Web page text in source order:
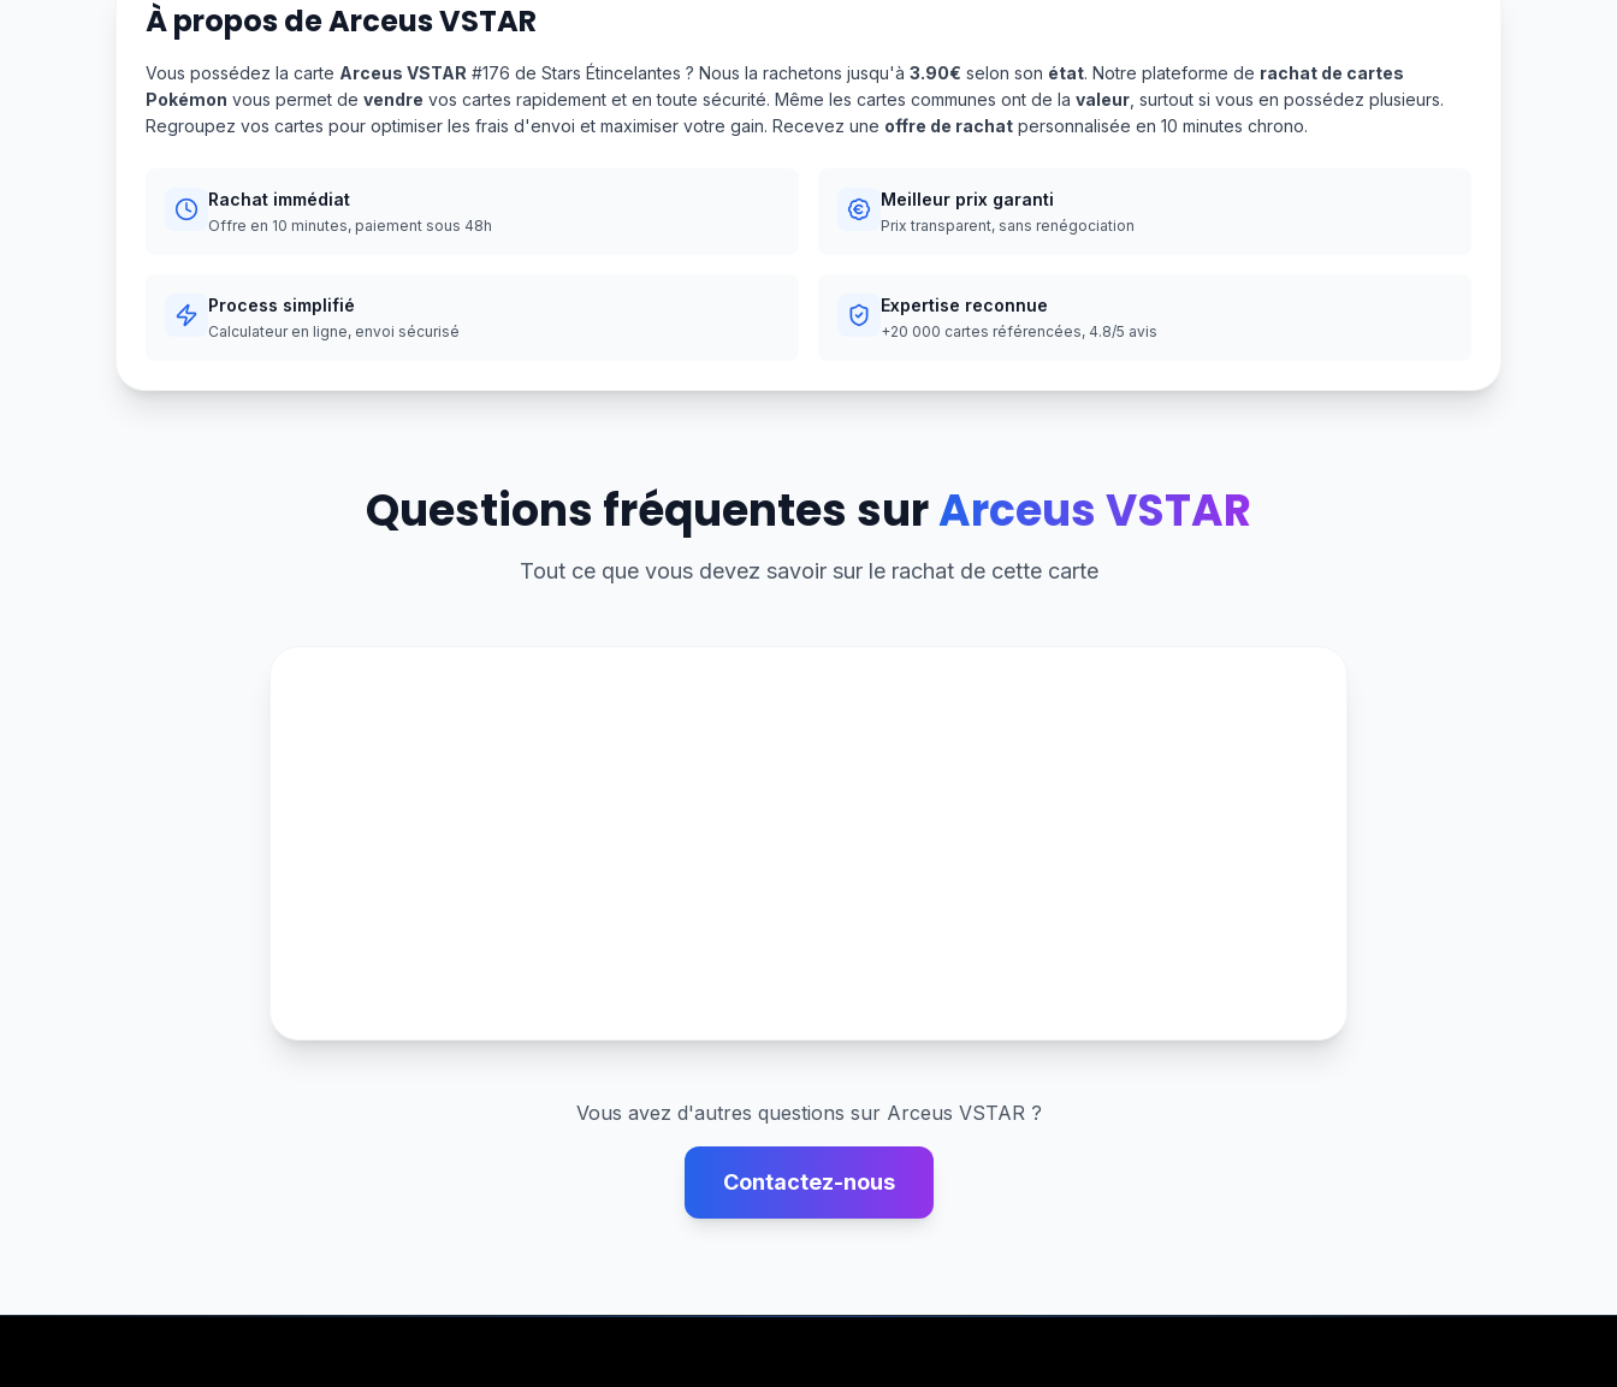
À propos deArceus VSTAR
Vous possédez la carte Arceus VSTAR #176 de Stars Étincelantes ? Nous la rachetons jusqu'à 3.90€ selon son état. Notre plateforme de rachat de cartes
Pokémon vous permet de vendre vos cartes rapidement et en toute sécurité. Même les cartes communes ont de la valeur , surtout si vous en possédez plusieurs.
Regroupez vos cartes pour optimiser les frais d'envoi et maximiser votre gain. Recevez une offre de rachat personnalisée en 10 minutes chrono.
Rachat immédiat
Offre en 10 minutes, paiement sous 48h
Meilleur prix garanti
Prix transparent, sans renégociation
Process simplifié
Calculateur en ligne, envoi sécurisé
Expertise reconnue
+20 000 cartes référencées, 4.8/5 avis
Questions fréquentes surArceus VSTAR
Tout ce que vous devez savoir sur le rachat de cette carte
Vous avez d'autres questions sur Arceus VSTAR?
Contactez-nous